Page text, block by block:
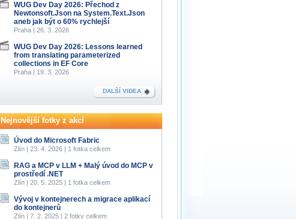
WUG Dev Day 2026: Přechod z
Newtonsoft.Json na System.Text.Json
aneb jak být o 60% rychlejší
Praha | 26. 3. 2026
WUG Dev Day 2026: Lessons learned
from translating parameterized
collections in EF Core
Praha | 19. 3. 2026
DALŠÍ VIDEA
Nejnovější fotky z akcí
Úvod do Microsoft Fabric
Zlín | 23. 4. 2026 | 1 fotka celkem
RAG a MCP v LLM + Malý úvod do MCP v
prostředí .NET
Zlín | 20. 5. 2025 | 1 fotka celkem
Vývoj v kontejnerech a migrace aplikací
do kontejnerů
Zlín | 7. 2. 2025 | 2 fotky celkem